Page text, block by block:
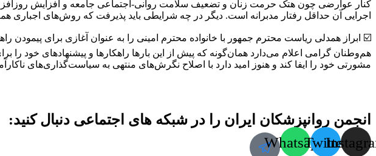
کنار عوارضی چون هتک حرمت زنان و تضعیف سلامت روانی-اجتماعی جامعه و افزایش
اجرایی آن حداقل رفتار مدبرانه است. دیگر در چه شرایطی باید پذیرفت که روش‌های اجباری
☑️ ابراز همدلی ریاست محترم جمهور با خانواده محترم امینی را به عنوان آغازی برای
هم‌وطنان گرامی اعلام می‌دارد همان‌گونه که پیش از این بارها راهکارها و پیشنهادهای خود
مشورتی خود را ایفا کند و هنوز امید دارد با اصلاح نگرش‌های منتهی به سیاست‌گذاری‌های
انجمن روانپزشکان ایران را در شبکه های اجتماعی دنبال کنید:
Twitter
Whatsapp